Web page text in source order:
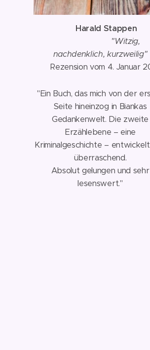
Harald Stappen
"Witzig,
nachdenklich, kurzweilig"
📅 Rezension vom 4. Januar
"Ein Buch, das mich von der
Seite hineinzog in Biankas
Gedankenwelt. Die zweite
Erzählebene – eine
Kriminalgeschichte –
überraschend.
Absolut gelungen und sehr
lesenswert."